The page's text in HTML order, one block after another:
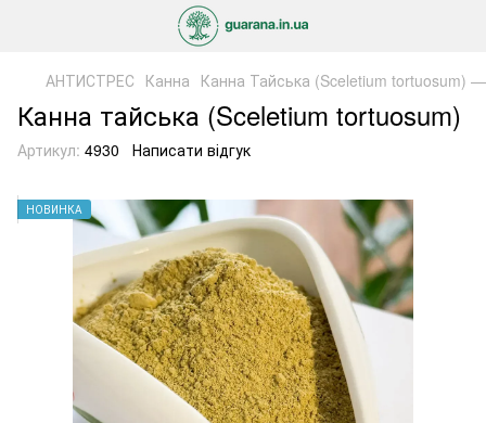
АНТИСТРЕС Канна Канна Тайська (Sceletium tortuosum)
Канна тайська (Sceletium tortuosum)
Артикул: 4930 Написати відгук
НОВИНКА